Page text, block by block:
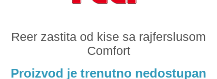
Reer zastita od kise sa rajferslusom
Comfort
Proizvod je trenutno nedostupan